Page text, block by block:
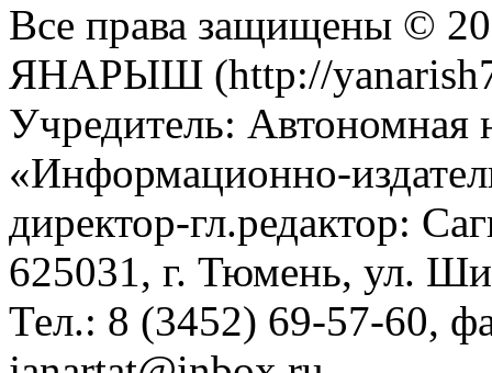
Все права защищены ©
ЯНАРЫШ (http://
Учредитель: Автономная
«Информационно-
директор-гл.редактор:
625031, г. Тюмень, ул.
Тел.: 8 (3452) 69-57-60,